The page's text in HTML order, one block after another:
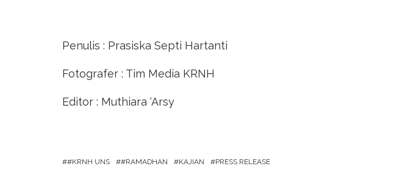
Penulis : Prasiska Septi Hartanti
Fotografer : Tim Media KRNH
Editor : Muthiara ‘Arsy
#KRNH UNS #RAMADHAN KAJIAN PRESS RELEASE